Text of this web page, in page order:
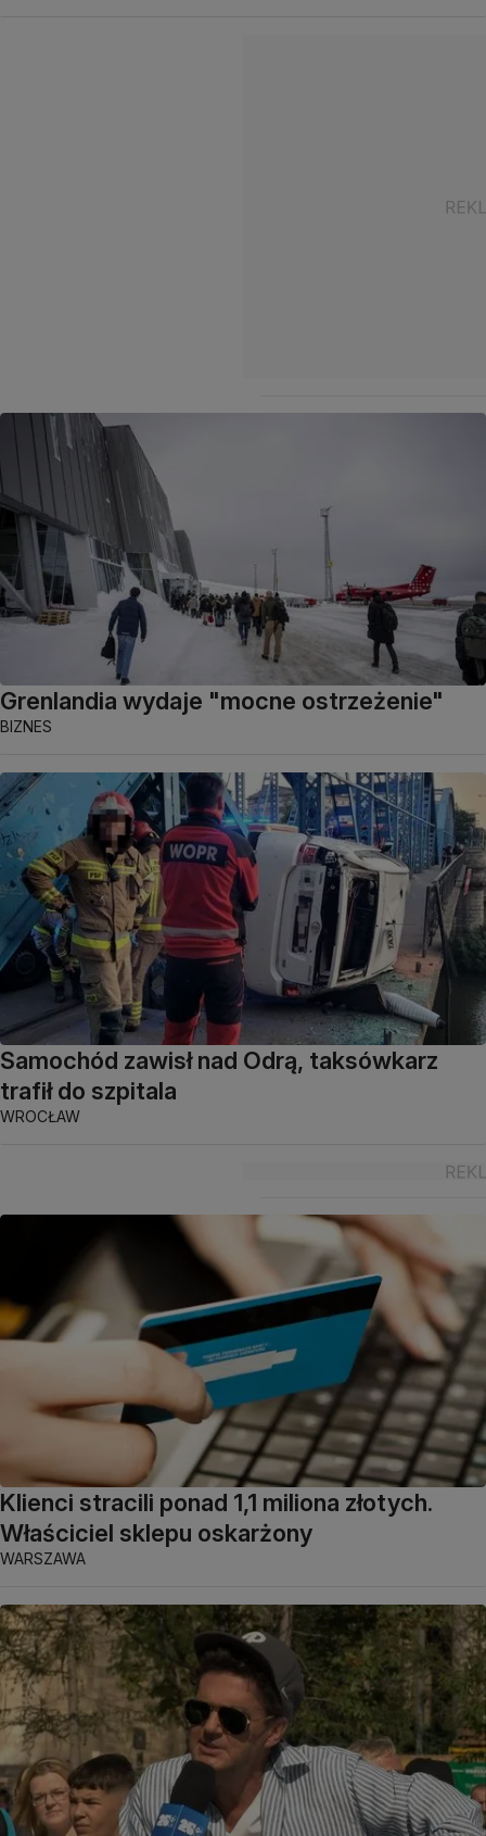
Grenlandia wydaje "mocne ostrzeżenie"
BIZNES
Samochód zawisł nad Odrą, taksówkarz
trafił do szpitala
WROCŁAW
Klienci stracili ponad 1,1 miliona złotych.
Właściciel sklepu oskarżony
WARSZAWA